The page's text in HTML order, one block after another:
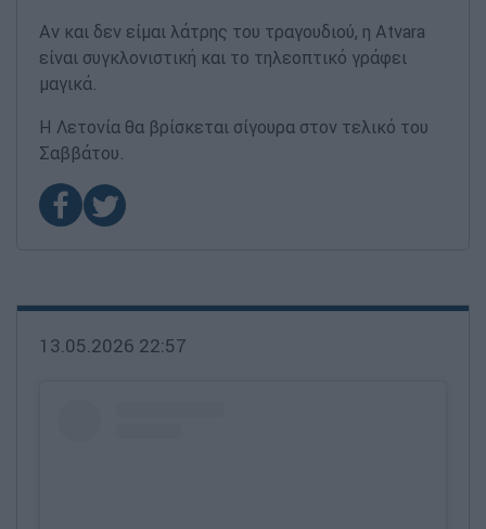
Αν και δεν είμαι λάτρης του τραγουδιού, η Atvara
είναι συγκλονιστική και το τηλεοπτικό γράφει
μαγικά.
Η Λετονία θα βρίσκεται σίγουρα στον τελικό του
Σαββάτου.
13.05.2026 22:57